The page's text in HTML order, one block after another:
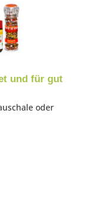
und für gut
oder